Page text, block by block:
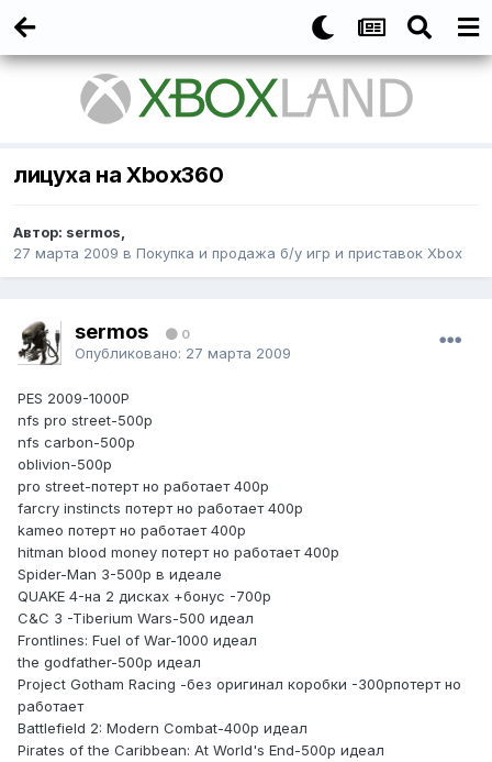
лицуха на Xbox360
Автор: sermos,
27 марта 2009 в Покупка и продажа б/у игр и приставок Xbox
sermos 0
Опубликовано: 27 марта 2009
PES 2009-1000P
nfs pro street-500p
nfs carbon-500p
oblivion-500p
pro street-потерт но работает 400р
farcry instincts потерт но работает 400р
kameo потерт но работает 400р
hitman blood money потерт но работает 400р
Spider-Man 3-500p в идеале
QUAKE 4-на 2 дисках +бонус -700р
C&C 3 -Tiberium Wars-500 идеал
Frontlines: Fuel of War-1000 идеал
the godfather-500p идеал
Project Gotham Racing -без оригинал коробки -300рпотерт но
работает
Battlefield 2: Modern Combat-400р идеал
Pirates of the Caribbean: At World's End-500р идеал